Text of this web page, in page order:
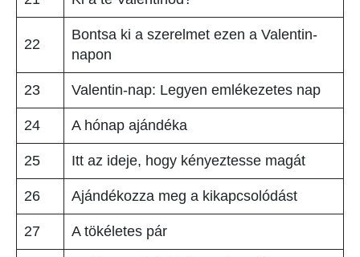
22
Bontsa ki a szerelmet ezen a Valentin-
napon
23 Valentin-nap: Legyen emlékezetes nap
24 A hónap ajándéka
25 Itt az ideje, hogy kényeztesse magát
26 Ajándékozza meg a kikapcsolódást
27 A tökéletes pár